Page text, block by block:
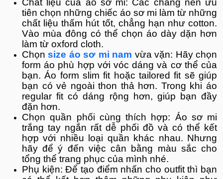
Chất liệu của áo sơ mi: Các chàng nên ưu
tiên chọn những chiếc áo sơ mi làm từ những
chất liệu thấm hút tốt, chẳng hạn như cotton.
Vào mùa đông có thể chọn áo dày dặn hơn
làm từ oxford cloth.
Chọnsize áo sơ mi nam vừa vặn: Hãy chọn
form áo phù hợp với vóc dáng và cơ thể của
bạn. Áo form slim fit hoặc tailored fit sẽ giúp
bạn có vẻ ngoài thon thả hơn. Trong khi áo
regular fit có dáng rộng hơn, giúp bạn đầy
đặn hơn.
Chọn quần phối cùng thích hợp: Áo sơ mi
trắng tay ngắn rất dễ phối đồ và có thể kết
hợp với nhiều loại quần khác nhau. Nhưng
hãy để ý đến việc cân bằng màu sắc cho
tổng thể trang phục của mình nhé.
Phụ kiện: Để tạo điểm nhấn cho outfit thì bạn